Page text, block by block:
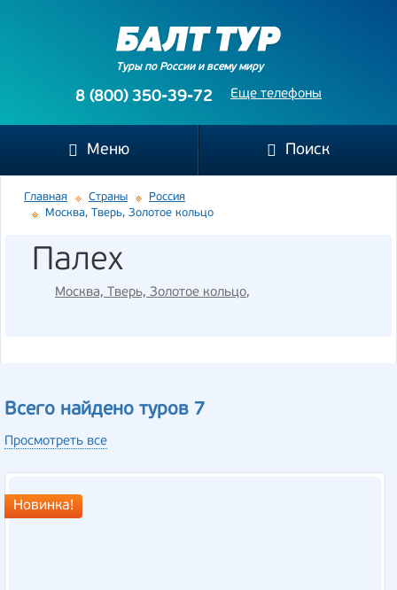
Туры по России и всему миру
Еще телефоны
8 (800) 350-39-72
Меню Поиск
Главная Страны
Россия
Москва, Тверь, Золотое кольцо
Палех
Москва, Тверь, Золотое кольцо,
Всего найдено туров 7
Просмотреть все
Новинка!